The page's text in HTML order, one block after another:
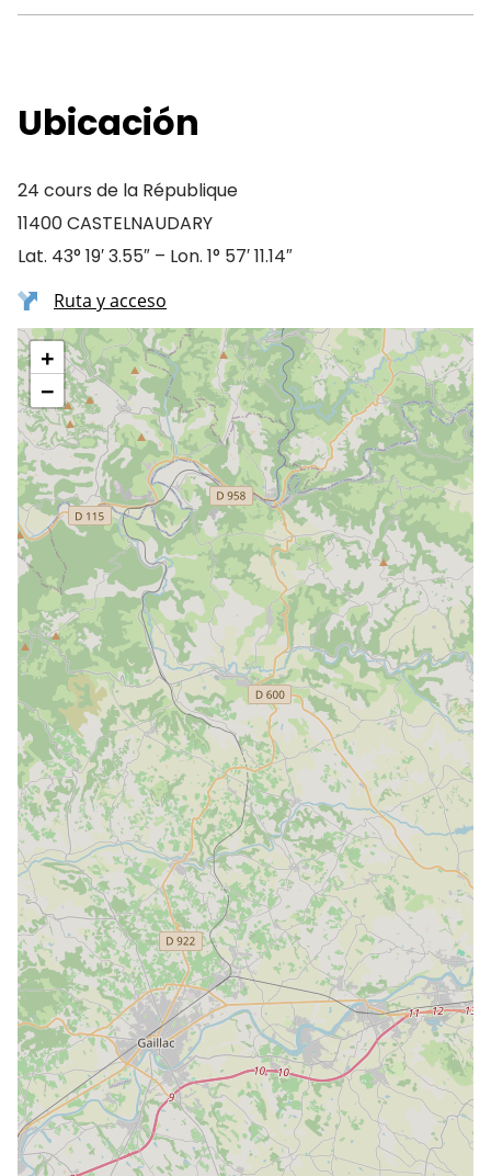
Ubicación
24 cours de la République
11400 CASTELNAUDARY
Lat. 43° 19′ 3.55″ – Lon. 1° 57′ 11.14″
Ruta y acceso
+
−